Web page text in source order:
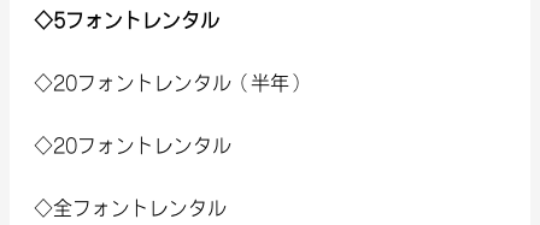
◇5フォントレンタル
◇20フォントレンタル（半年）
◇20フォントレンタル
◇全フォントレンタル